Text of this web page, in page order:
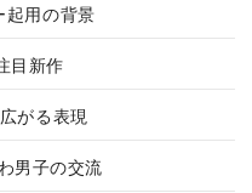
起用の背景
目新作
がる表現
男子の交流